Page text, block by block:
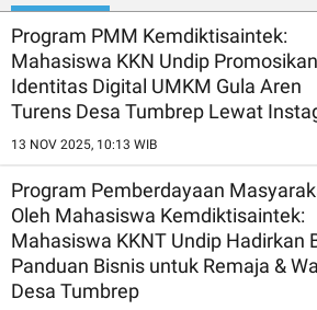
Program PMM Kemdiktisaintek:
Mahasiswa KKN Undip Promosikan
Identitas Digital UMKM Gula Aren
Turens Desa Tumbrep Lewat
13 NOV 2025, 10:13 WIB
Program Pemberdayaan
Oleh Mahasiswa Kemdiktisaintek:
Mahasiswa KKNT Undip Hadirkan
Panduan Bisnis untuk Remaja &
Desa Tumbrep